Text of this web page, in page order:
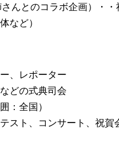
んとのコラボ企画）・
など）
、レポーター
どの式典司会
：全国）
ト、コンサート、祝賀